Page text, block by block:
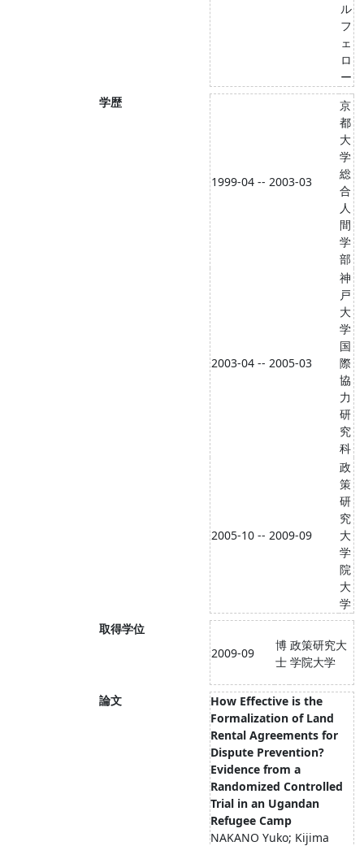
ル
フ
ェ
ロ
ー
学歴
1999-04 -- 2003-03
京
都
大
学
総
合
人
間
学
部
2003-04 -- 2005-03
神
戸
大
学
国
際
協
力
研
究
科
2005-10 -- 2009-09
政
策
研
究
大
学
院
大
学
取得学位
2009-09
博
士
政策研究大
学院大学
論文
How Effective is the
Formalization of Land
Rental Agreements for
Dispute Prevention?
Evidence from a
Randomized Controlled
Trial in an Ugandan
Refugee Camp
NAKANO Yuko; Kijima